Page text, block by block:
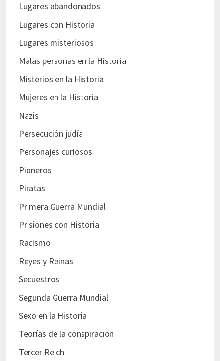
Lugares abandonados
Lugares con Historia
Lugares misteriosos
Malas personas en la Historia
Misterios en la Historia
Mujeres en la Historia
Nazis
Persecución judía
Personajes curiosos
Pioneros
Piratas
Primera Guerra Mundial
Prisiones con Historia
Racismo
Reyes y Reinas
Secuestros
Segunda Guerra Mundial
Sexo en la Historia
Teorías de la conspiración
Tercer Reich